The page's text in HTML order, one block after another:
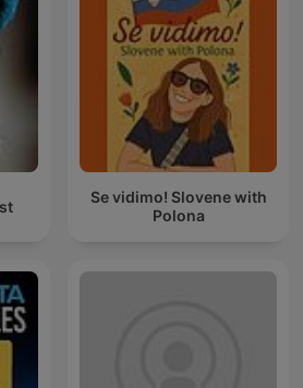
Se vidimo! Slovene with
Polona